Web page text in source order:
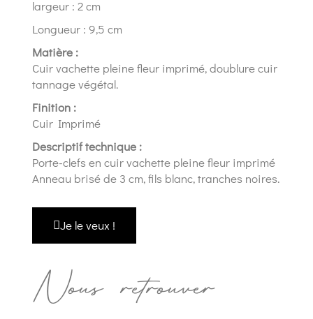
largeur : 2 cm
Longueur : 9,5 cm
Matière :
Cuir vachette pleine fleur imprimé, doublure cuir
tannage végétal.
Finition :
Cuir Imprimé
Descriptif technique :
Porte-clefs en cuir vachette pleine fleur imprimé
Anneau brisé de 3 cm, fils blanc, tranches noires.
Je le veux !
Nous retrouver